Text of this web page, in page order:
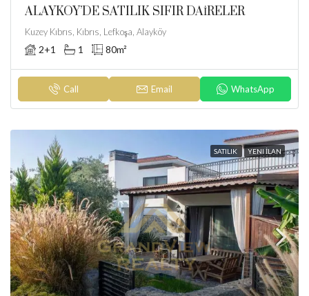
ALAYKÖY’DE SATILIK SIFIR DAİRELER
Kuzey Kıbrıs, Kıbrıs, Lefkoşa, Alayköy
2+1 1 80m²
Call Email WhatsApp
SATILIK YENI İLAN